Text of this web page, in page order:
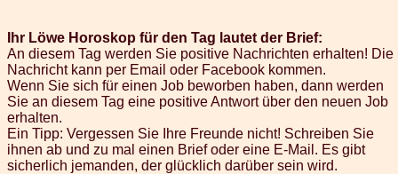
Ihr Löwe Horoskop für den Tag lautet der Brief:
An diesem Tag werden Sie positive Nachrichten erhalten! Die
Nachricht kann per Email oder Facebook kommen.
Wenn Sie sich für einen Job beworben haben, dann werden
Sie an diesem Tag eine positive Antwort über den neuen Job
erhalten.
Ein Tipp: Vergessen Sie Ihre Freunde nicht! Schreiben Sie
ihnen ab und zu mal einen Brief oder eine E-Mail. Es gibt
sicherlich jemanden, der glücklich darüber sein wird.